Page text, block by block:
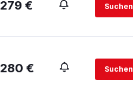
279 € Suchen
280 € Suchen